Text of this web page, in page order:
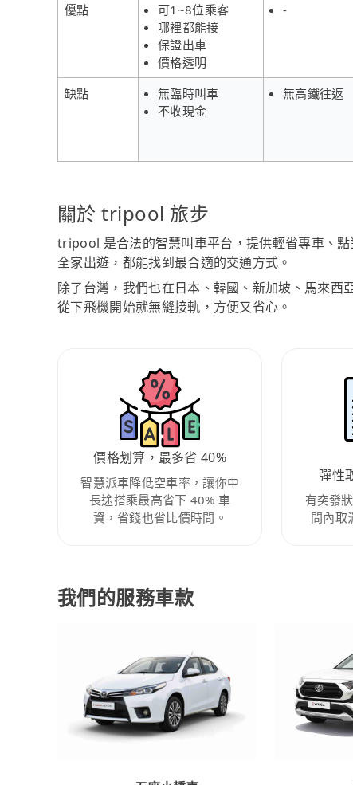
優點
可1~8位乘客
哪裡都能接
保證出車
價格透明
-
缺點
無臨時叫車
不收現金
無高鐵往返
關於 tripool 旅步
tripool 是合法的智慧叫車平台，提供輕省專車、
全家出遊，都能找到最合適的交通方式。
除了台灣，我們也在日本、韓國、新加坡、馬來
從下飛機開始就無縫接軌，方便又省心。
價格划算，最多省 40%
智慧派車降低空車率，讓你中
長途搭乘最高省下 40% 車
資，省錢也省比價時間。
彈性
有突發
間內取
我們的服務車款